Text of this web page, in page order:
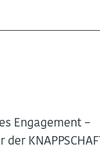
Engagement –